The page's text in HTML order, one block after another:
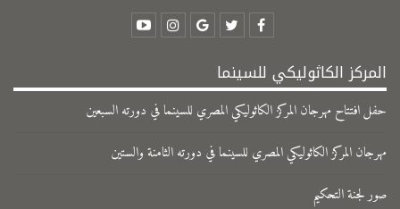
المركز الكاثوليكي للسينما
حفل افتتاح مهرجان المركز الكاثوليكي المصري للسينما في دورته السبعين
مهرجان المركز الكاثوليكي المصري للسينما في دورته الثامنة والستين
صور لجنة التحكيم